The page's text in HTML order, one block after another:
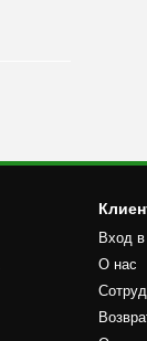
Вход
О нас